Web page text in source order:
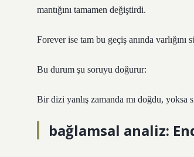
mantığını tamamen değiştirdi.
Forever ise tam bu geçiş anında varlığını
Bu durum şu soruyu doğurur:
Bir dizi yanlış zamanda mı doğdu, yoksa
bağlamsal analiz: